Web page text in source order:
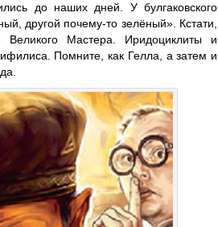
до наших дней. У булгаковского
другой почему-то зелёный». Кстати,
Мастера. Иридоциклиты и
Помните, как Гелла, а затем и